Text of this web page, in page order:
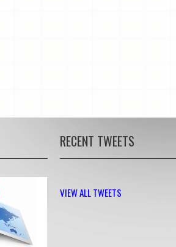
RECENT TWEETS
VIEW ALL TWEETS